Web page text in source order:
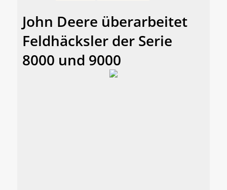
John Deere überarbeitet
Feldhäcksler der Serie
8000 und 9000